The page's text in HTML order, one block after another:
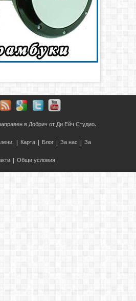
в Добрич от Ди Ейч Студио.
| Карта | Блог | За нас | За
| Общи условия